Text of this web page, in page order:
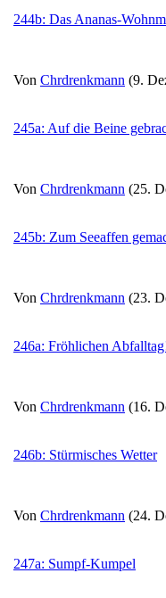
244b: Das Ananas-
Von Chrdrenkmann (9.
245a: Auf die Beine
Von Chrdrenkmann (25.
245b: Zum Seeaffen
Von Chrdrenkmann (23.
246a: Fröhlichen
Von Chrdrenkmann (16.
246b: Stürmisches Wetter
Von Chrdrenkmann (24.
247a: Sumpf-Kumpel